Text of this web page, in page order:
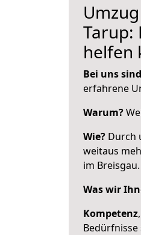
Tarup:
helfen
Bei uns
erfahrene
Warum?
Wie? Durch
weitaus
im Breisgau.
Was wir
Kompetenz
Bedürfnisse